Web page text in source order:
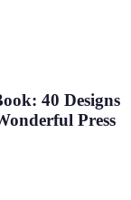
40 Designs
Press